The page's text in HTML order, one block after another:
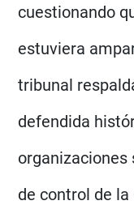
cuestionando
estuviera
tribunal
defendida
organizaciones
de control de la